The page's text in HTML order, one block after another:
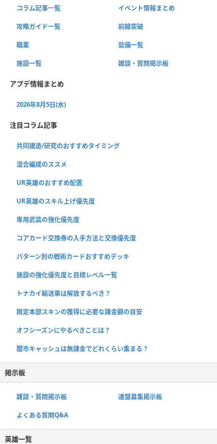
コラム記事一覧 イベント情報まとめ
攻略ガイド一覧 前線突破
職業 装備一覧
施設一覧 雑談・質問掲示板
アプデ情報まとめ
2026年8月5日(水)
注目コラム記事
共同建造/研究のおすすめタイミング
混合編成のススメ
UR英雄のおすすめ配置
UR英雄のスキル上げ優先度
専用武装の強化優先度
コアカード交換券の入手方法と交換優先度
パターン別の戦術カードおすすめデッキ
施設の強化優先度と目標レベル一覧
トナカイ輸送車は解放するべき？
限定本部スキンの獲得に必要な課金額の目安
オフシーズンにやるべきことは？
闇市キャッシュは無課金でどれくらい集まる？
掲示板
雑談・質問掲示板 連盟募集掲示板
よくある質問Q&A
英雄一覧